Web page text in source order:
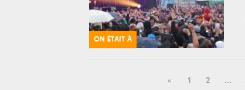
ON ÉTAIT À
« 1 2 ...